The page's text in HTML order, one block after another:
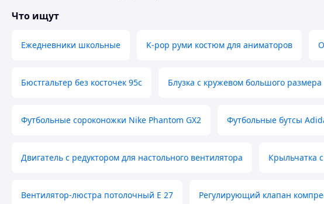
Что ищут
Ежедневники школьные K-pop руми костюм для аниматоров
Бюстгальтер без косточек 95с Блузка с кружевом большого размера
Футбольные сороконожки Nike Phantom GX2 Футбольные бутсы
Двигатель с редуктором для настольного вентилятора Крыльчатка
Вентилятор-люстра потолочный E 27 Регулирующий клапан